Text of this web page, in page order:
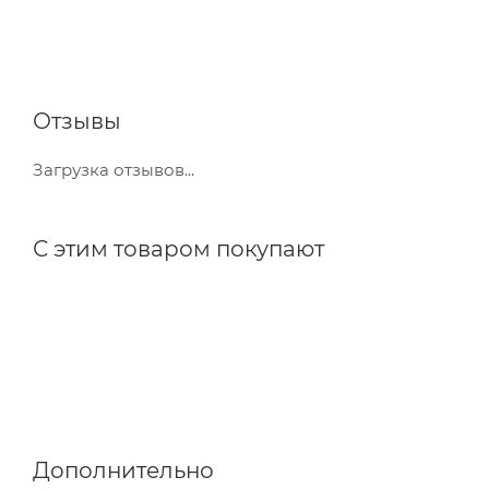
Отзывы
Загрузка отзывов...
С этим товаром покупают
Дополнительно